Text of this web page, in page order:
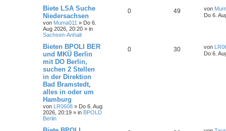
Biete LSA Suche
Niedersachsen
von Muma011 » Do 6.
Aug 2026, 20:20 » in
Sachsen-Anhalt
0 49 von
Do 6.
Bieten BPOLI BER
und MKÜ Berlin
mit DO Berlin,
suchen 2 Stellen
in der Direktion
Bad Bramstedt,
alles in oder um
Hamburg
von LR0608 » Do 6. Aug
2026, 20:19 » in BPOLD
Berlin
0 30 von
Do 6.